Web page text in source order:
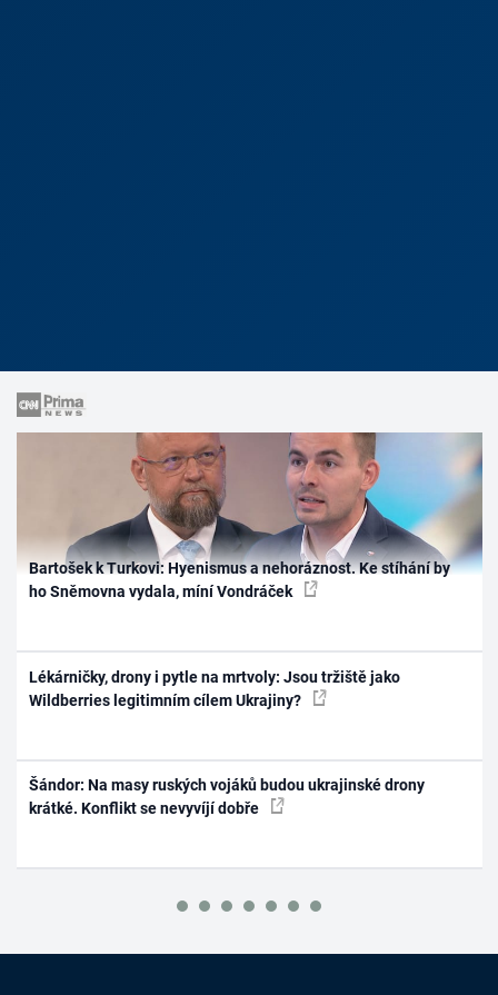
Bartošek k Turkovi: Hyenismus a nehoráznost. Ke stíhání by
ho Sněmovna vydala, míní Vondráček
Lékárničky, drony i pytle na mrtvoly: Jsou tržiště jako
Wildberries legitimním cílem Ukrajiny?
Šándor: Na masy ruských vojáků budou ukrajinské drony
krátké. Konflikt se nevyvíjí dobře